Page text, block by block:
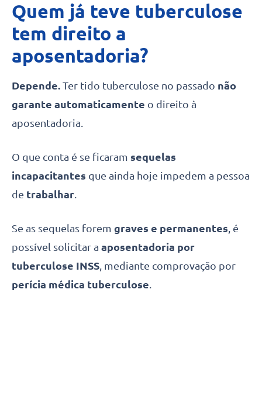
Quem já teve tuberculose
tem direito a
aposentadoria?
Depende. Ter tido tuberculose no passado não
garante automaticamente o direito à
aposentadoria.
O que conta é se ficaram sequelas
incapacitantes que ainda hoje impedem a pessoa
de trabalhar.
Se as sequelas forem graves e permanentes, é
possível solicitar a aposentadoria por
tuberculose INSS, mediante comprovação por
perícia médica tuberculose.